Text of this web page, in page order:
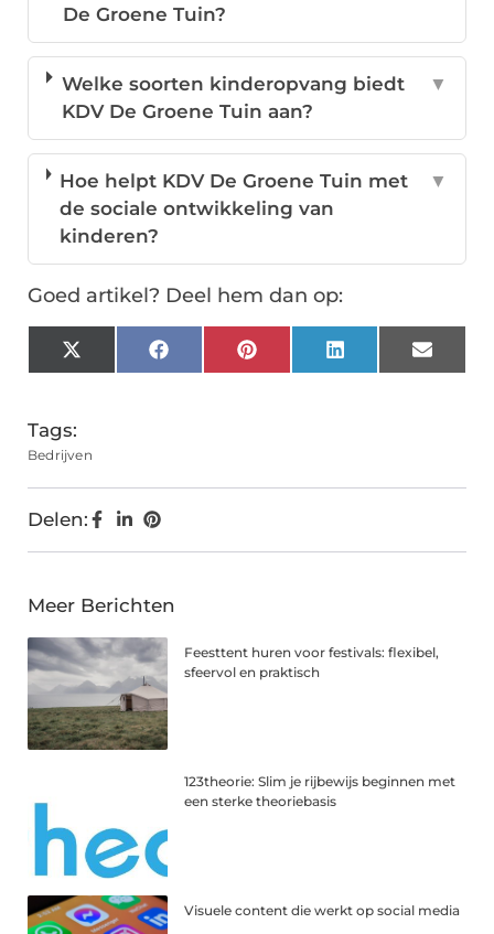
De Groene Tuin?
Welke soorten kinderopvang biedt
KDV De Groene Tuin aan?
▼
Hoe helpt KDV De Groene Tuin met
de sociale ontwikkeling van
kinderen?
▼
Goed artikel? Deel hem dan op:
X
(Twitter)
FacebookPinterestLinkedInEmail
Tags:
Bedrijven
Delen:
Meer Berichten
Feesttent huren voor festivals: flexibel,
sfeervol en praktisch
123theorie: Slim je rijbewijs beginnen met
een sterke theoriebasis
Visuele content die werkt op social media